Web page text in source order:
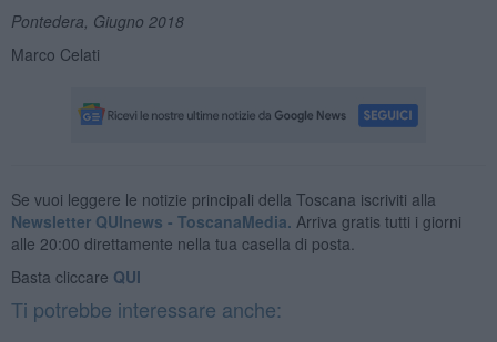
Pontedera, Giugno 2018
Marco Celati
Se vuoi leggere le notizie principali della Toscana iscriviti alla
Newsletter QUInews - ToscanaMedia. Arriva gratis tutti i giorni
alle 20:00 direttamente nella tua casella di posta.
Basta cliccare QUI
Ti potrebbe interessare anche: